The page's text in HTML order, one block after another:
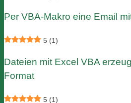
Per VBA-Makro eine Email
5 (1)
Dateien mit Excel VBA
Format
5 (1)